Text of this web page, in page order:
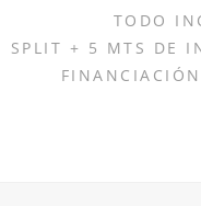
TODO
SPLIT + 5 MTS DE